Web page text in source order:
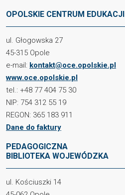
OPOLSKIE CENTRUM EDUKACJI
ul. Głogowska 27
45-315 Opole
e-mail: kontakt@oce.opolskie.pl
www.oce.opolskie.pl
tel.: +48 77 404 75 30
NIP: 754 312 55 19
REGON: 365 183 911
Dane do faktury
PEDAGOGICZNA
BIBLIOTEKA WOJEWÓDZKA
ul. Kościuszki 14